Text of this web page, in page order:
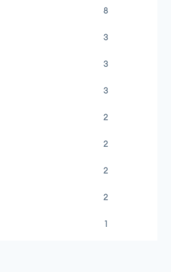
8
3
3
3
2
2
2
2
1